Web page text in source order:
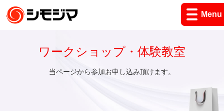
Menu
ワークショップ・体験教室
当ページから参加お申し込み頂けます。